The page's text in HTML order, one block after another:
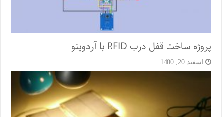
پروژه ساخت قفل‌ درب RFID با آردوینو
اسفند 20, 1400